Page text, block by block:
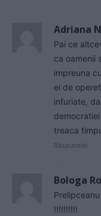
Adriana
Pai ce
ca oamenii
impreuna
ei de
infuriate,
treaca
Răspundeți
Bologa
!!!!!!!!!!